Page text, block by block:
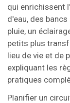
qui enrichissent
d'eau, des
pluie, un
petits plus
lieu de vie et de
expliquant les
pratiques
Planifier un